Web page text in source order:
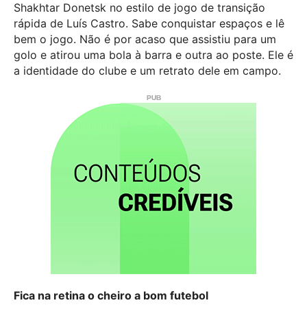
Shakhtar Donetsk no estilo de jogo de transição
rápida de Luís Castro. Sabe conquistar espaços e lê
bem o jogo. Não é por acaso que assistiu para um
golo e atirou uma bola à barra e outra ao poste. Ele é
a identidade do clube e um retrato dele em campo.
Fica na retina o cheiro a bom futebol